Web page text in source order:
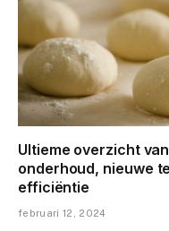
Ultieme overzicht
onderhoud, nieuwe
efficiëntie
februari 12, 2024